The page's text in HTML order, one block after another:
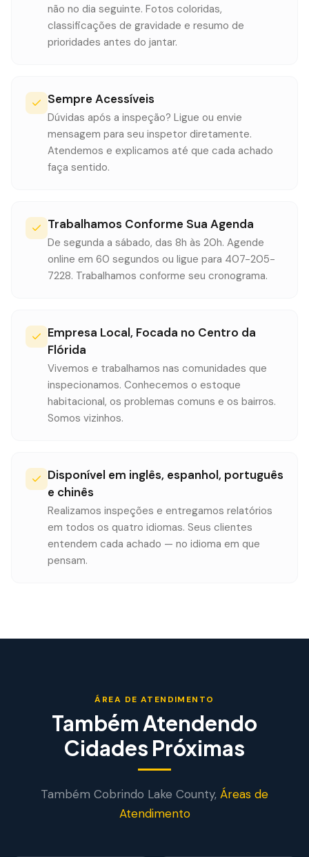
não no dia seguinte. Fotos coloridas,
classificações de gravidade e resumo de
prioridades antes do jantar.
Sempre Acessíveis
Dúvidas após a inspeção? Ligue ou envie
mensagem para seu inspetor diretamente.
Atendemos e explicamos até que cada achado
faça sentido.
Trabalhamos Conforme Sua Agenda
De segunda a sábado, das 8h às 20h. Agende
online em 60 segundos ou ligue para 407-205-
7228. Trabalhamos conforme seu cronograma.
Empresa Local, Focada no Centro da
Flórida
Vivemos e trabalhamos nas comunidades que
inspecionamos. Conhecemos o estoque
habitacional, os problemas comuns e os bairros.
Somos vizinhos.
Disponível em inglês, espanhol, português
e chinês
Realizamos inspeções e entregamos relatórios
em todos os quatro idiomas. Seus clientes
entendem cada achado — no idioma em que
pensam.
ÁREA DE ATENDIMENTO
Também Atendendo
Cidades Próximas
Também Cobrindo Lake County, Áreas de
Atendimento